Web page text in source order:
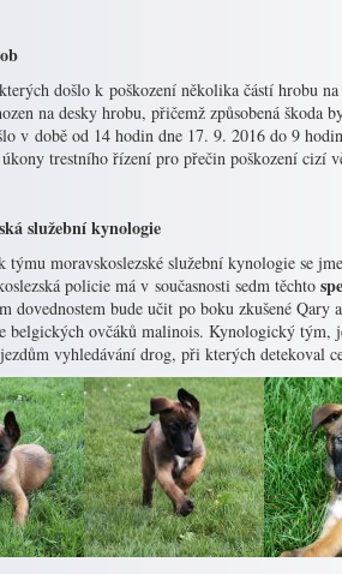
došlo k poškození několika částí hrobu
na desky hrobu, přičemž způsobená
v době od 14 hodin dne 17. 9. 2016 do 9
trestního řízení pro přečin poškození cizí
služební kynologie
týmu moravskoslezské služební kynologie se
policie má v současnosti sedm těchto
dovednostem bude učit po boku zkušené
belgických ovčáků malinois. Kynologický tým,
vyhledávání drog, při kterých detekoval